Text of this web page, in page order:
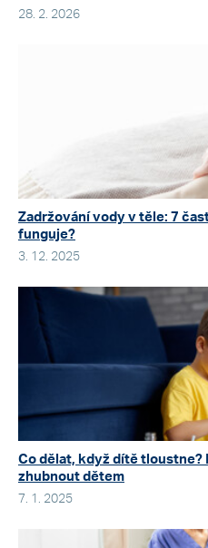
28. 2. 2026
Zadržování vody v těle: 7
funguje?
3. 12. 2025
Co dělat, když dítě tloustne?
zhubnout dětem
7. 1. 2025